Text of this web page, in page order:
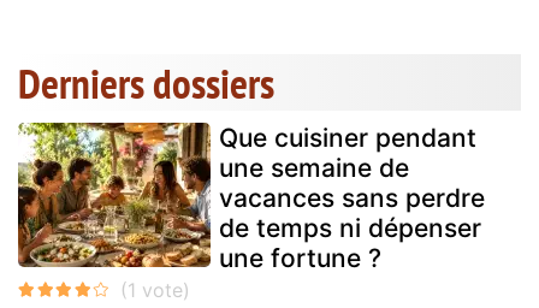
Derniers dossiers
Que cuisiner pendant
une semaine de
vacances sans perdre
de temps ni dépenser
une fortune ?